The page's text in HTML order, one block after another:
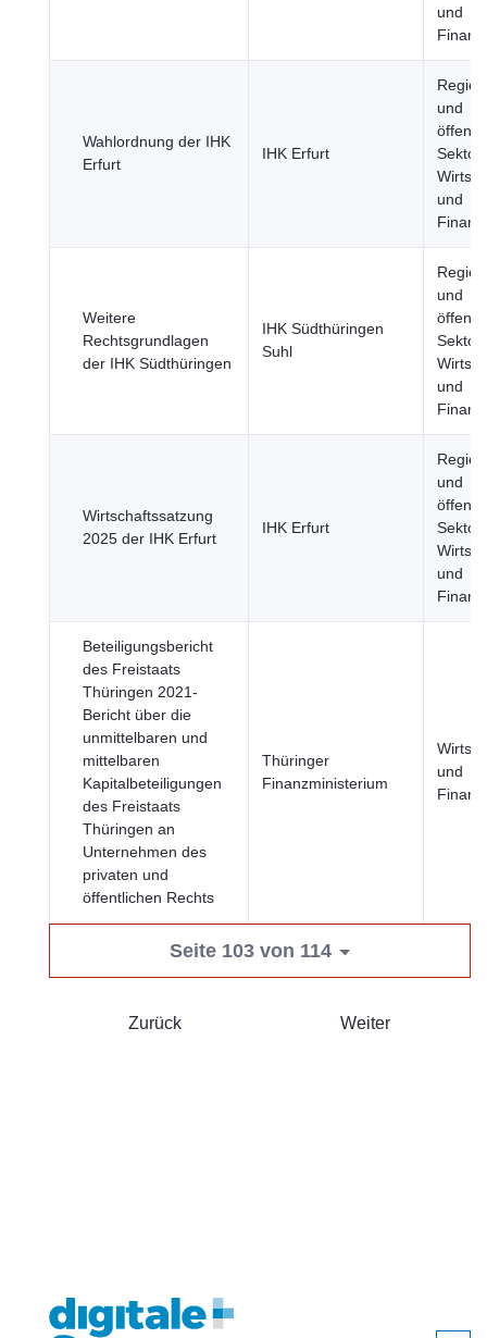
und
Wahlordnung der IHK
Erfurt
IHK Erfurt
und
Sektor,
und
Weitere
Rechtsgrundlagen
der IHK Südthüringen
IHK Südthüringen
Suhl
und
Sektor,
und
Wirtschaftssatzung
2025 der IHK Erfurt
IHK Erfurt
und
Sektor,
und
Beteiligungsbericht
des Freistaats
Thüringen 2021-
Bericht über die
unmittelbaren und
mittelbaren
Kapitalbeteiligungen
des Freistaats
Thüringen an
Unternehmen des
privaten und
öffentlichen Rechts
Thüringer
Finanzministerium
und
Seite 103 von 114
Zurück Weiter